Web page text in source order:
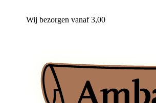
Wijbezorgenvanaf 3,00